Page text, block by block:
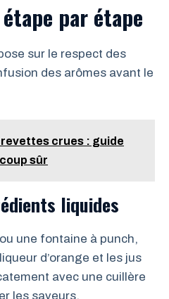
par étape
sur le respect des
des arômes avant le
crues : guide
sûr
liquides
une fontaine à punch,
d’orange et les jus
avec une cuillère
les saveurs.